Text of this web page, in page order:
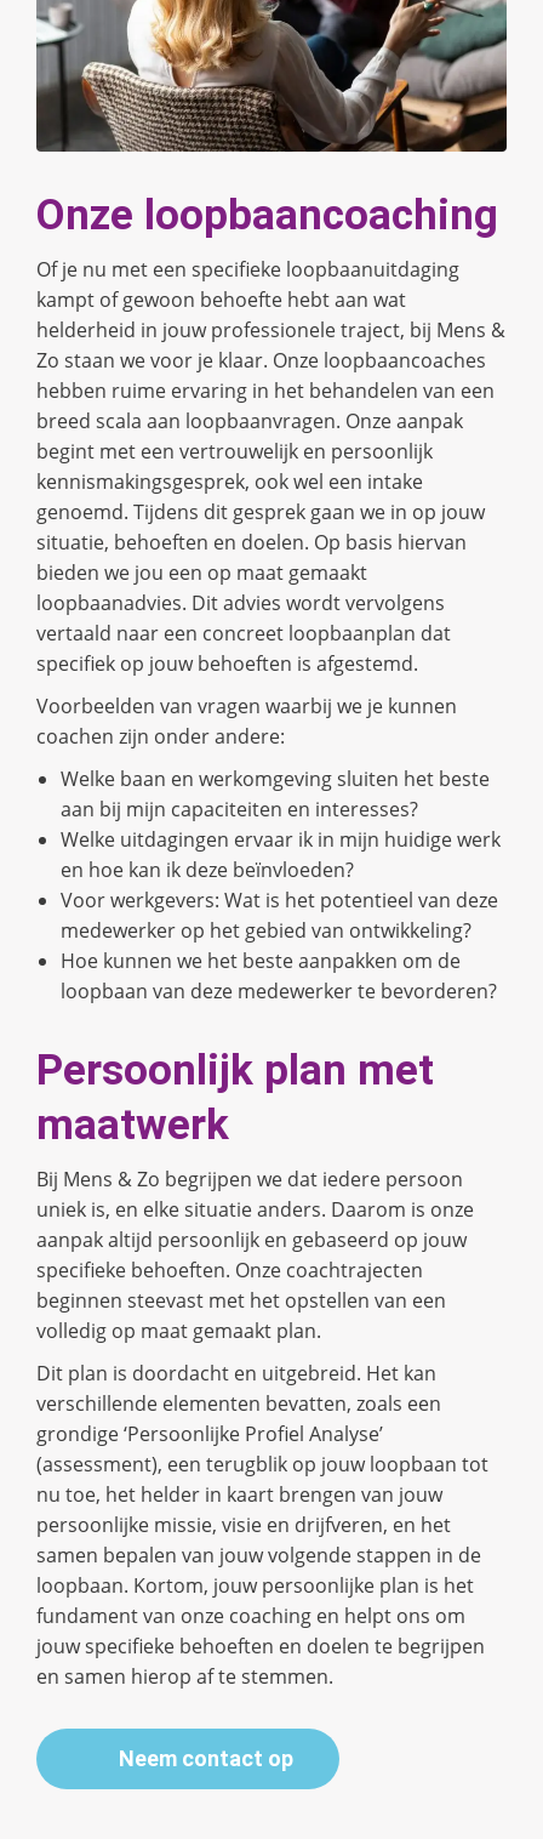
Onze loopbaancoaching
Of je nu met een specifieke loopbaanuitdaging
kampt of gewoon behoefte hebt aan wat
helderheid in jouw professionele traject, bij Mens &
Zo staan we voor je klaar. Onze loopbaancoaches
hebben ruime ervaring in het behandelen van een
breed scala aan loopbaanvragen. Onze aanpak
begint met een vertrouwelijk en persoonlijk
kennismakingsgesprek, ook wel een intake
genoemd. Tijdens dit gesprek gaan we in op jouw
situatie, behoeften en doelen. Op basis hiervan
bieden we jou een op maat gemaakt
loopbaanadvies. Dit advies wordt vervolgens
vertaald naar een concreet loopbaanplan dat
specifiek op jouw behoeften is afgestemd.
Voorbeelden van vragen waarbij we je kunnen
coachen zijn onder andere:
Welke baan en werkomgeving sluiten het beste
aan bij mijn capaciteiten en interesses?
Welke uitdagingen ervaar ik in mijn huidige werk
en hoe kan ik deze beïnvloeden?
Voor werkgevers: Wat is het potentieel van deze
medewerker op het gebied van ontwikkeling?
Hoe kunnen we het beste aanpakken om de
loopbaan van deze medewerker te bevorderen?
Persoonlijk plan met
maatwerk
Bij Mens & Zo begrijpen we dat iedere persoon
uniek is, en elke situatie anders. Daarom is onze
aanpak altijd persoonlijk en gebaseerd op jouw
specifieke behoeften. Onze coachtrajecten
beginnen steevast met het opstellen van een
volledig op maat gemaakt plan.
Dit plan is doordacht en uitgebreid. Het kan
verschillende elementen bevatten, zoals een
grondige ‘Persoonlijke Profiel Analyse’
(assessment), een terugblik op jouw loopbaan tot
nu toe, het helder in kaart brengen van jouw
persoonlijke missie, visie en drijfveren, en het
samen bepalen van jouw volgende stappen in de
loopbaan. Kortom, jouw persoonlijke plan is het
fundament van onze coaching en helpt ons om
jouw specifieke behoeften en doelen te begrijpen
en samen hierop af te stemmen.
Neem contact op